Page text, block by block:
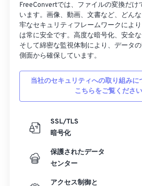
FreeConvertでは、ファイルの変換だけ
います。画像、動画、文書など、どん
牢なセキュリティフレームワークによ
は常に安全です。高度な暗号化、安全な
そして綿密な監視体制により、データ
側面から確保しています。
当社のセキュリティへの取り組みに
こちらをご覧ください
SSL/TLS
暗号化
保護されたデータ
センター
アクセス制御と